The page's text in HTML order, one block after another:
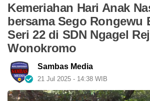
Kemeriahan Hari Anak
bersama Sego Rongewu
Seri 22 di SDN Ngagel
Wonokromo
Sambas Media
21 Jul 2025 - 14:38 WIB